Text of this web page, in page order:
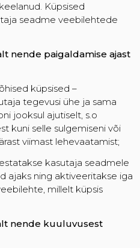
Küpsised
seadme veebilehtede
nende paigaldamise ajast
küpsised –
tegevusi ühe ja sama
jooksul ajutiselt, s.o
kuni selle sulgemiseni või
viimast lehevaatamist;
kasutaja seadmele
ajaks ning aktiveeritakse iga
millelt küpsis
nende kuuluvusest